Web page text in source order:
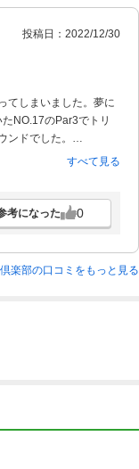
投稿日：2022/12/30
てしまいました。夢に
NO.17のPar3でトリ
ドでした。
すべて見る
考になった 0
楽部の口コミをもっと見る